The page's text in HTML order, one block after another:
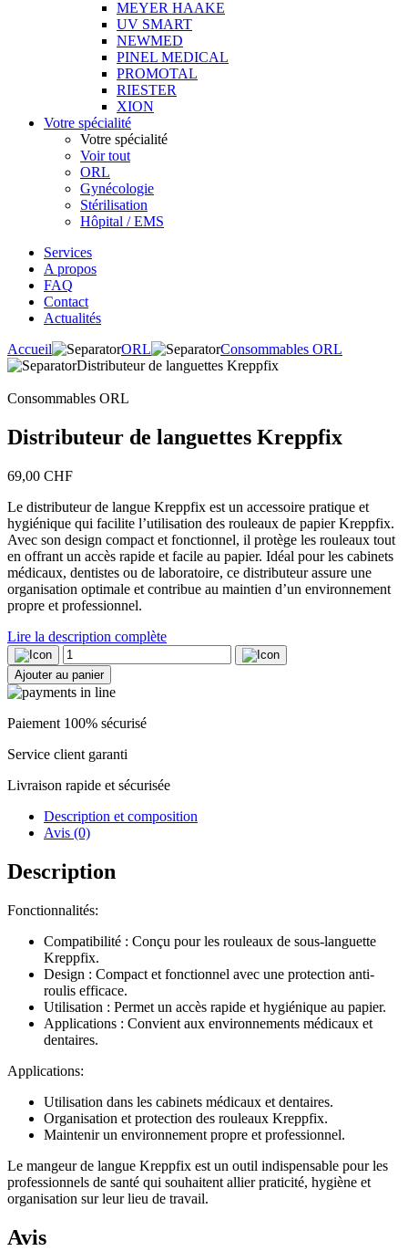
MEYER HAAKE
UV SMART
NEWMED
PINEL MEDICAL
PROMOTAL
RIESTER
XION
Votre spécialité
Votre spécialité
Voir tout
ORL
Gynécologie
Stérilisation
Hôpital / EMS
Services
A propos
FAQ
Contact
Actualités
Accueil
ORL
Consommables ORL
Distributeur de languettes Kreppfix
Consommables ORL
Distributeur de languettes Kreppfix
69,00 CHF
Le distributeur de langue Kreppfix est un accessoire pratique et
hygiénique qui facilite l’utilisation des rouleaux de papier Kreppfix.
Avec son design compact et fonctionnel, il protège les rouleaux tout
en offrant un accès rapide et facile au papier. Idéal pour les cabinets
médicaux, dentistes ou de laboratoire, ce distributeur assure une
organisation optimale et contribue au maintien d’un environnement
propre et professionnel.
Lire la description complète
quantité
de
Distributeur
de
languettes
Ajouter au panier
Paiement 100% sécurisé
Service client garanti
Livraison rapide et sécurisée
Description et composition
Avis (0)
Description
Fonctionnalités:
Compatibilité : Conçu pour les rouleaux de sous-languette
Kreppfix.
Design : Compact et fonctionnel avec une protection anti-
roulis efficace.
Utilisation : Permet un accès rapide et hygiénique au papier.
Applications : Convient aux environnements médicaux et
dentaires.
Applications:
Utilisation dans les cabinets médicaux et dentaires.
Organisation et protection des rouleaux Kreppfix.
Maintenir un environnement propre et professionnel.
Le mangeur de langue Kreppfix est un outil indispensable pour les
professionnels de santé qui souhaitent allier praticité, hygiène et
organisation sur leur lieu de travail.
Avis